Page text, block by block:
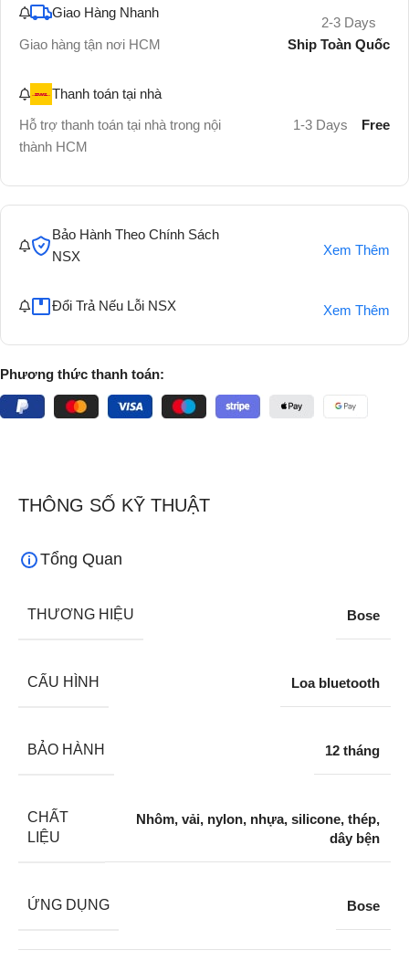
Giao Hàng Nhanh
Giao hàng tận nơi HCM
2-3 Days
Ship Toàn Quốc
Thanh toán tại nhà
Hỗ trợ thanh toán tại nhà trong nội
thành HCM
1-3 Days Free
Bảo Hành Theo Chính Sách
NSX
Xem Thêm
Đổi Trả Nếu Lỗi NSX Xem Thêm
Phương thức thanh toán:
THÔNG SỐ KỸ THUẬT
Tổng Quan
THƯƠNG HIỆU Bose
CẤU HÌNH Loa bluetooth
BẢO HÀNH 12 tháng
CHẤT
LIỆU
Nhôm, vải, nylon, nhựa, silicone, thép,
dây bện
ỨNG DỤNG Bose